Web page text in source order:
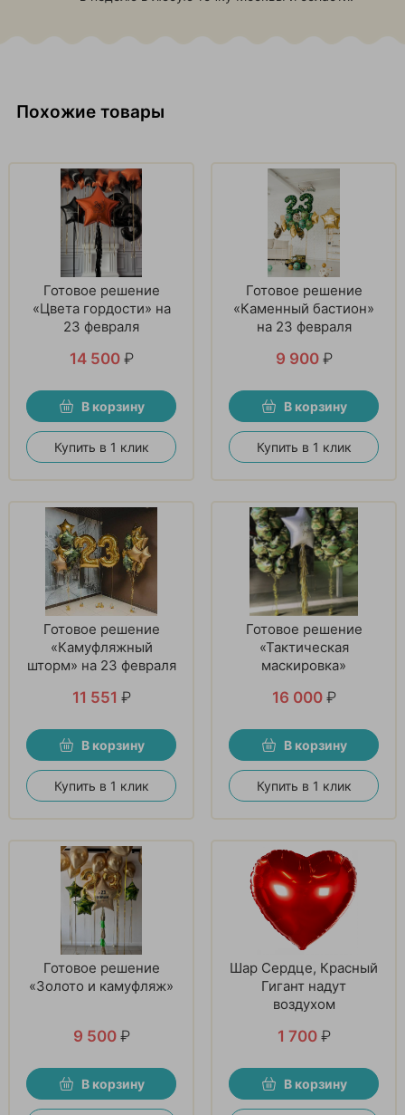
Похожие товары
Готовое решение
«Цвета гордости» на
23 февраля
14 500 ₽
В корзину
Купить в 1 клик
Готовое решение
«Каменный бастион»
на 23 февраля
9 900 ₽
В корзину
Купить в 1 клик
Готовое решение
«Камуфляжный
шторм» на 23 февраля
11 551 ₽
В корзину
Купить в 1 клик
Готовое решение
«Тактическая
маскировка»
16 000 ₽
В корзину
Купить в 1 клик
Готовое решение
«Золото и камуфляж»
9 500 ₽
В корзину
Шар Сердце, Красный
Гигант надут
воздухом
1 700 ₽
В корзину